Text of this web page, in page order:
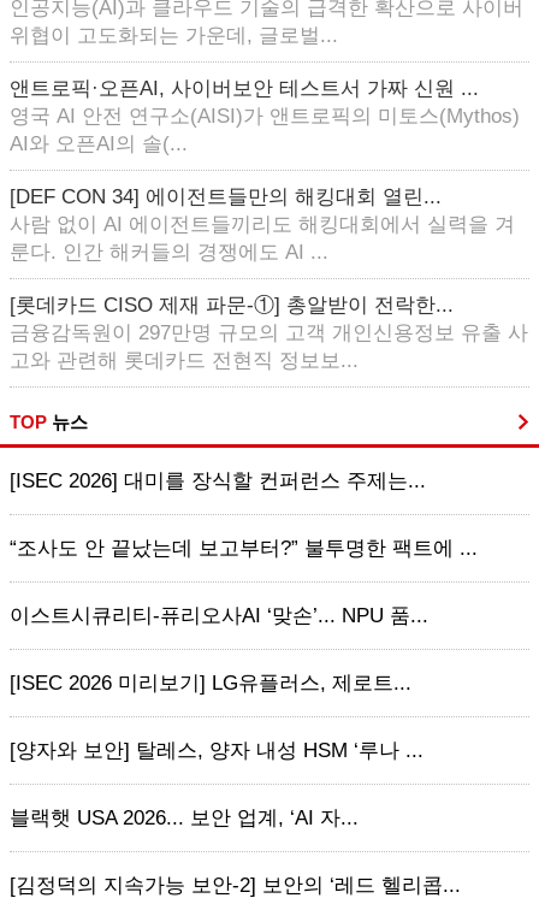
인공지능(AI)과 클라우드 기술의 급격한 확산으로 사이버
위협이 고도화되는 가운데, 글로벌...
앤트로픽·오픈AI, 사이버보안 테스트서 가짜 신원 ...
영국 AI 안전 연구소(AISI)가 앤트로픽의 미토스(Mythos)
AI와 오픈AI의 솔(...
[DEF CON 34] 에이전트들만의 해킹대회 열린...
사람 없이 AI 에이전트들끼리도 해킹대회에서 실력을 겨
룬다. 인간 해커들의 경쟁에도 AI ...
[롯데카드 CISO 제재 파문-①] 총알받이 전락한...
금융감독원이 297만명 규모의 고객 개인신용정보 유출 사
고와 관련해 롯데카드 전현직 정보보...
TOP 뉴스
[ISEC 2026] 대미를 장식할 컨퍼런스 주제는...
“조사도 안 끝났는데 보고부터?” 불투명한 팩트에 ...
이스트시큐리티-퓨리오사AI ‘맞손’... NPU 품...
[ISEC 2026 미리보기] LG유플러스, 제로트...
[양자와 보안] 탈레스, 양자 내성 HSM ‘루나 ...
블랙햇 USA 2026... 보안 업계, ‘AI 자...
[김정덕의 지속가능 보안-2] 보안의 ‘레드 헬리콥...